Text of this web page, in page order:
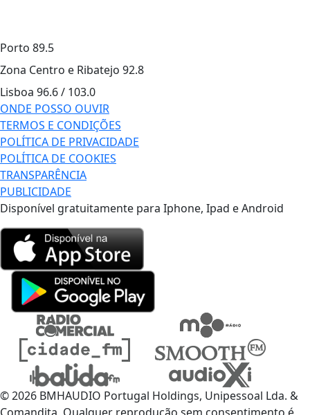
Porto 89.5
Zona Centro e Ribatejo 92.8
Lisboa 96.6 / 103.0
ONDE POSSO OUVIR
TERMOS E CONDIÇÕES
POLÍTICA DE PRIVACIDADE
POLÍTICA DE COOKIES
TRANSPARÊNCIA
PUBLICIDADE
Disponível gratuitamente para Iphone, Ipad e Android
© 2026 BMHAUDIO Portugal Holdings, Unipessoal Lda. &